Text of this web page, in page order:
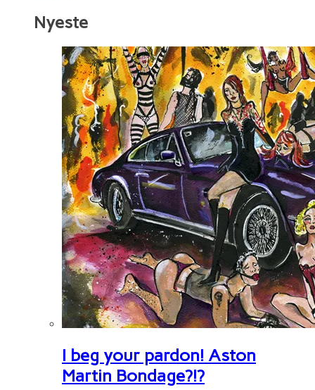
Nyeste
I beg your pardon! Aston
Martin Bondage?!?